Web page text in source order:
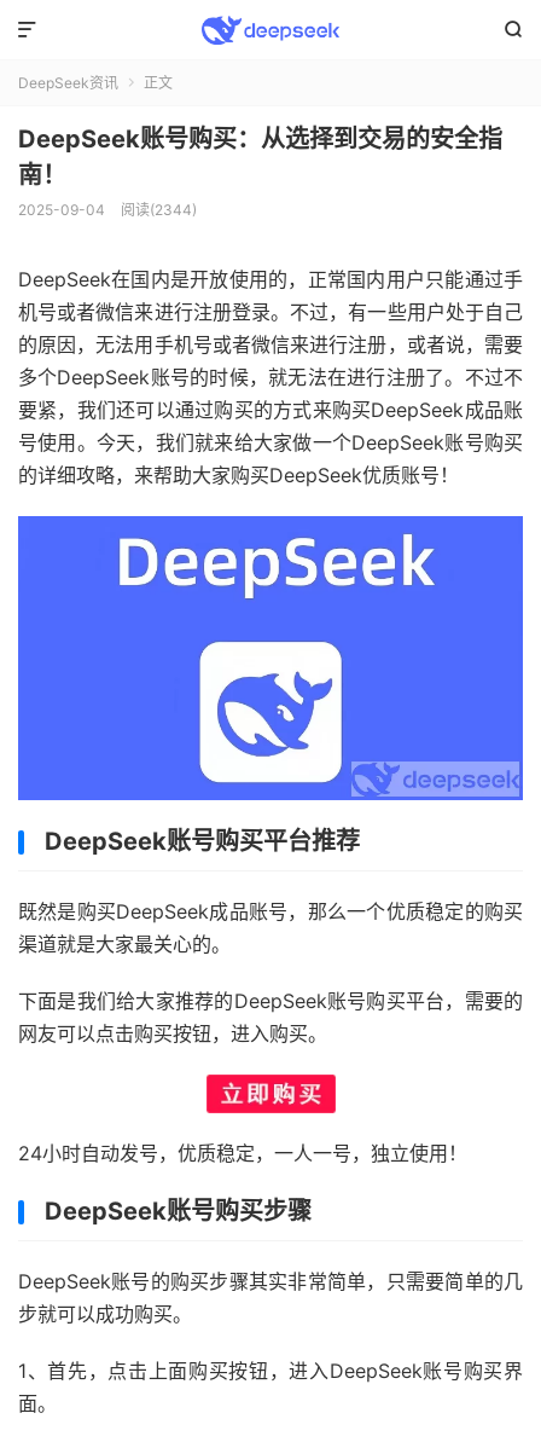


DeepSeek资讯  正文
DeepSeek账号购买：从选择到交易的安全指
南！
2025-09-04 阅读(2344)
DeepSeek在国内是开放使用的，正常国内用户只能通过手
机号或者微信来进行注册登录。不过，有一些用户处于自己
的原因，无法用手机号或者微信来进行注册，或者说，需要
多个DeepSeek账号的时候，就无法在进行注册了。不过不
要紧，我们还可以通过购买的方式来购买DeepSeek成品账
号使用。今天，我们就来给大家做一个DeepSeek账号购买
的详细攻略，来帮助大家购买DeepSeek优质账号！
DeepSeek账号购买平台推荐
既然是购买DeepSeek成品账号，那么一个优质稳定的购买
渠道就是大家最关心的。
下面是我们给大家推荐的DeepSeek账号购买平台，需要的
网友可以点击购买按钮，进入购买。
24小时自动发号，优质稳定，一人一号，独立使用！
DeepSeek账号购买步骤
DeepSeek账号的购买步骤其实非常简单，只需要简单的几
步就可以成功购买。
1、首先，点击上面购买按钮，进入DeepSeek账号购买界
面。